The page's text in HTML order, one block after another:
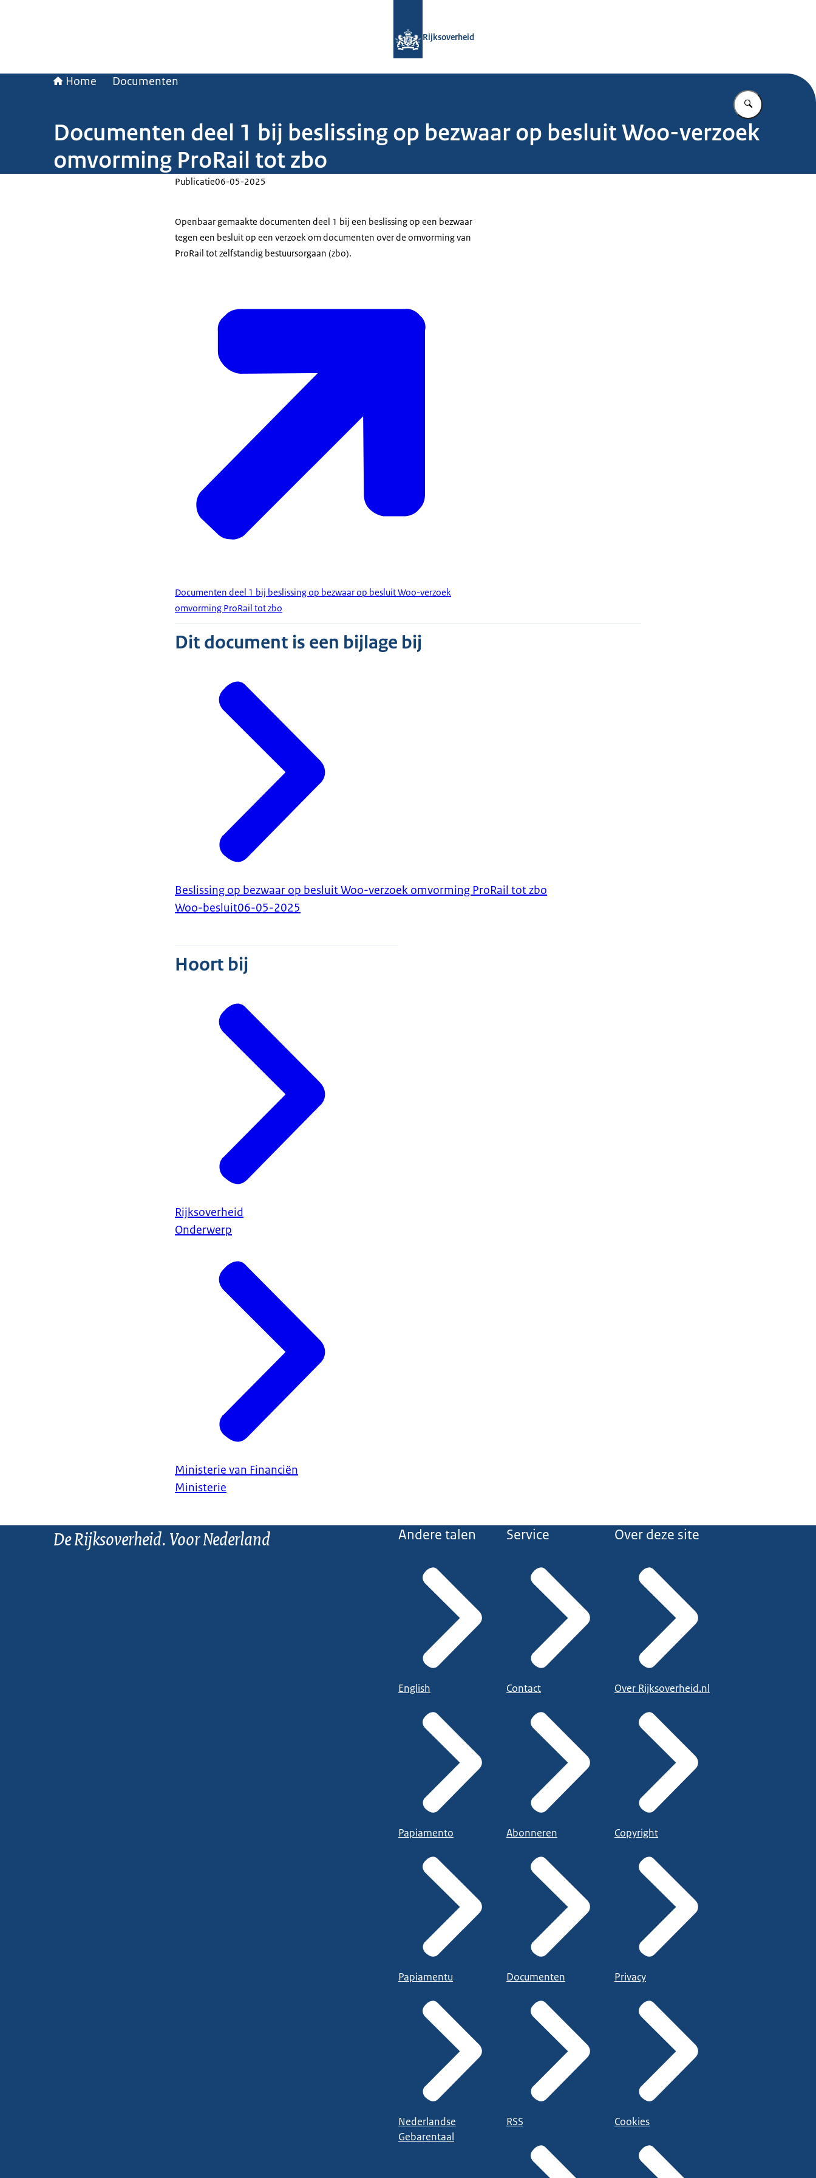
Rijksoverheid
Home Documenten
Vul in wat u
Documenten deel 1 bij beslissing op bezwaar op besluit Woo-verzoek
omvorming ProRail tot zbo
Publicatie06-05-2025
Openbaar gemaakte documenten deel 1 bij een beslissing op een bezwaar
tegen een besluit op een verzoek om documenten over de omvorming van
ProRail tot zelfstandig bestuursorgaan (zbo).
Documenten deel 1 bij beslissing op bezwaar op besluit Woo-verzoek
omvorming ProRail tot zbo
Dit document is een bijlage bij
Beslissing op bezwaar op besluit Woo-verzoek omvorming ProRail tot zbo
Woo-besluit06-05-2025
Hoort bij
Rijksoverheid
Onderwerp
Ministerie van Financiën
Ministerie
De Rijksoverheid. Voor Nederland Andere talen
English
Papiamento
Papiamentu
Nederlandse
Gebarentaal
Service
Contact
Abonneren
Documenten
RSS
Over deze site
Over Rijksoverheid.nl
Copyright
Privacy
Cookies